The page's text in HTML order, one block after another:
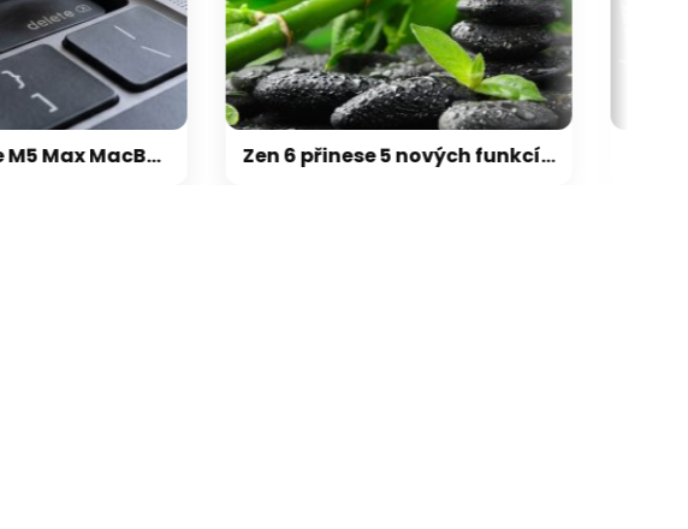
galerie: cviky galerie: cviky
Přehřívající se M5 Max MacBook Pro trápí zaseklé klávesy, cena opravy je $895 Zen 6 přinese 5 nových funkcí pro vyšší stabilitu výkonu, nejen herního